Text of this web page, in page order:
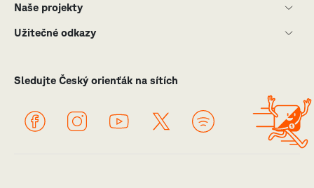
Sledujte Český orienťák na sítích
Naše projekty
Užitečné odkazy